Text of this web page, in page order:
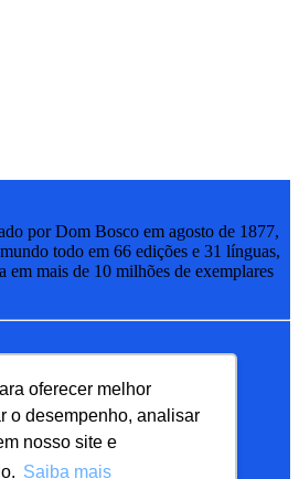
oferecer melhor
o desempenho, analisar
nosso site e
Saiba mais
por Dom Bosco em agosto de 1877,
todo em 66 edições e 31 línguas,
em mais de 10 milhões de exemplares
Brasil